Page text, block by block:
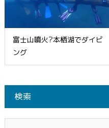
富士山噴火?本栖湖でダイビ
ング
検索